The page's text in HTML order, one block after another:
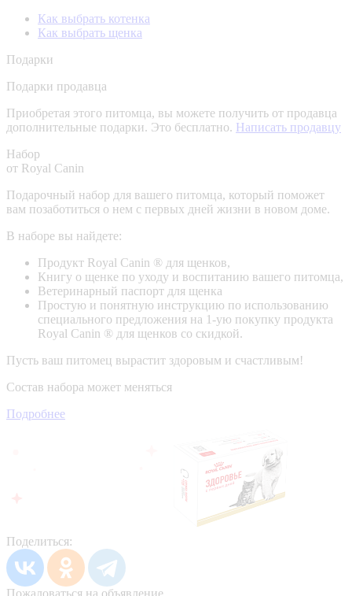
Как выбрать котенка
Как выбрать щенка
Подарки
Подарки продавца
Приобретая этого питомца, вы можете получить от продавца
дополнительные подарки. Это бесплатно. Написать продавцу
Набор
от Royal Canin
Подарочный набор для вашего питомца, который поможет
вам позаботиться о нем с первых дней жизни в новом доме.
В наборе вы найдете:
Продукт Royal Canin ® для щенков,
Книгу о щенке по уходу и воспитанию вашего питомца,
Ветеринарный паспорт для щенка
Простую и понятную инструкцию по использованию
специального предложения на 1-ую покупку продукта
Royal Canin ® для щенков со скидкой.
Пусть ваш питомец вырастит здоровым и счастливым!
Состав набора может меняться
Подробнее
Поделиться: